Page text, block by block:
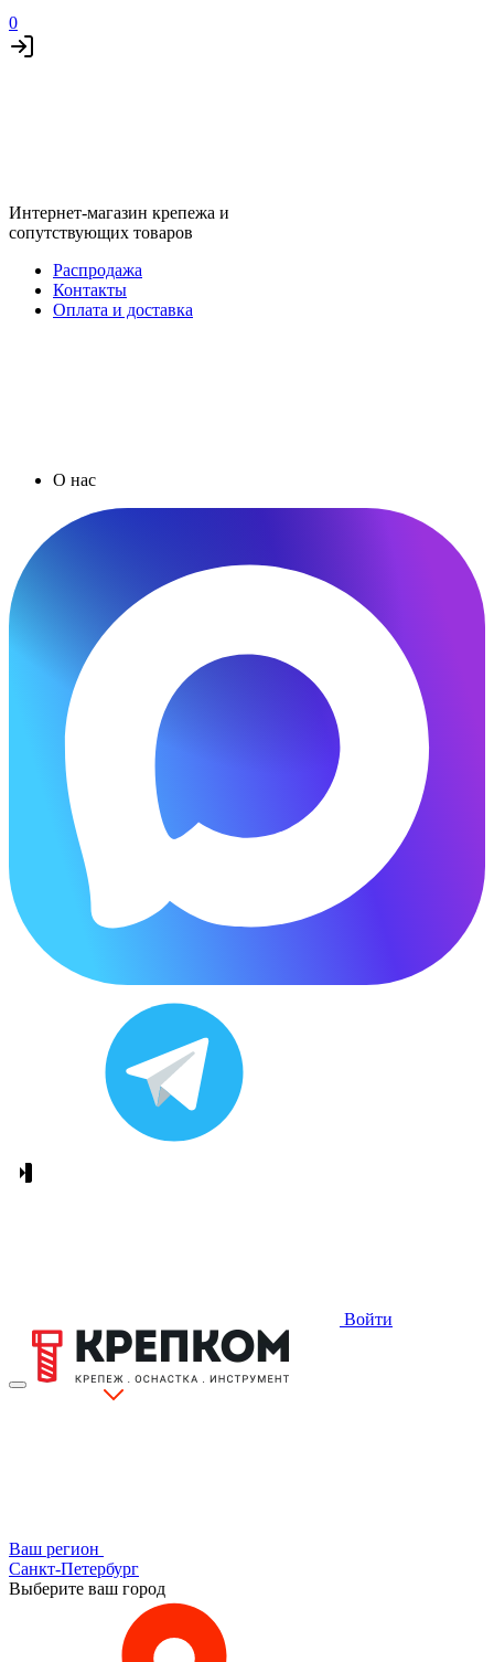
0
Интернет-магазин крепежа и
сопутствующих товаров
Распродажа
Контакты
Оплата и доставка
О нас
Войти
Ваш регион
Санкт-Петербург
Выберите ваш город